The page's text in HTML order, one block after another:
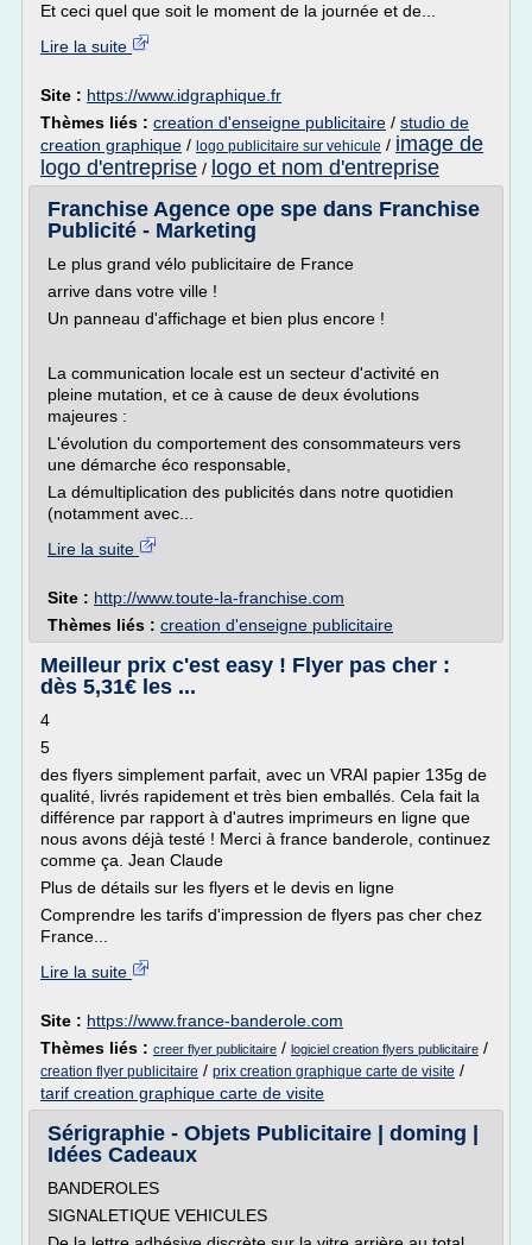
Et ceci quel que soit le moment de la journée et de...
Lire la suite
Site : https://www.idgraphique.fr
Thèmes liés : creation d'enseigne publicitaire / studio de
creation graphique / logo publicitaire sur vehicule / image de
logo d'entreprise / logo et nom d'entreprise
Franchise Agence ope spe dans Franchise
Publicité - Marketing
Le plus grand vélo publicitaire de France
arrive dans votre ville !
Un panneau d'affichage et bien plus encore !
La communication locale est un secteur d'activité en
pleine mutation, et ce à cause de deux évolutions
majeures :
L'évolution du comportement des consommateurs vers
une démarche éco responsable,
La démultiplication des publicités dans notre quotidien
(notamment avec...
Lire la suite
Site : http://www.toute-la-franchise.com
Thèmes liés : creation d'enseigne publicitaire
Meilleur prix c'est easy ! Flyer pas cher :
dès 5,31€ les ...
4
5
des flyers simplement parfait, avec un VRAI papier 135g de
qualité, livrés rapidement et très bien emballés. Cela fait la
différence par rapport à d'autres imprimeurs en ligne que
nous avons déjà testé ! Merci à france banderole, continuez
comme ça. Jean Claude
Plus de détails sur les flyers et le devis en ligne
Comprendre les tarifs d'impression de flyers pas cher chez
France...
Lire la suite
Site : https://www.france-banderole.com
Thèmes liés : creer flyer publicitaire / logiciel creation flyers publicitaire /
creation flyer publicitaire / prix creation graphique carte de visite /
tarif creation graphique carte de visite
Sérigraphie - Objets Publicitaire | doming |
Idées Cadeaux
BANDEROLES
SIGNALETIQUE VEHICULES